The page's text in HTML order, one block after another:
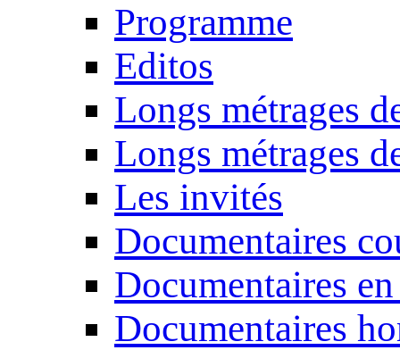
Programme
Editos
Longs métrages
Longs métrages
Les invités
Documentaires
Documentaires
Documentaires